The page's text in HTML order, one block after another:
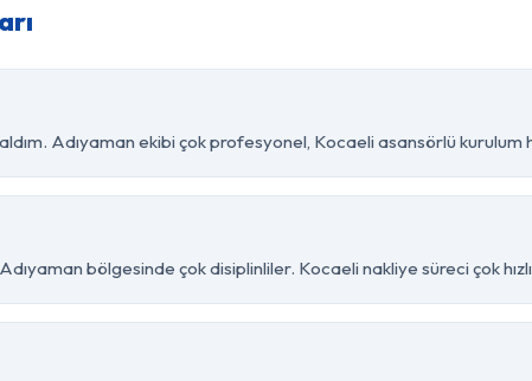
Adıyaman ekibi çok profesyonel, Kocaeli asansörlü kurulum
bölgesinde çok disiplinliler. Kocaeli nakliye süreci çok